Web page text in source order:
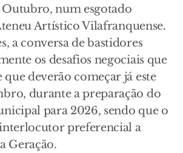
num esgotado
Artístico Vilafranquense.
a conversa de bastidores
os desafios negociais que
que deverão começar já este
durante a preparação do
para 2026, sendo que o
preferencial a
Geração.